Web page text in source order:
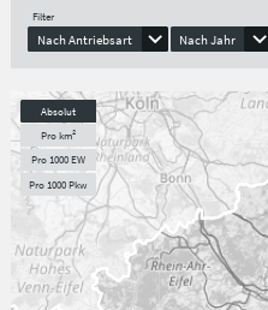
Filter
Nach Antriebsart Nach Jahr
Absolut
Pro km²
Pro 1000 EW
Pro 1000 Pkw